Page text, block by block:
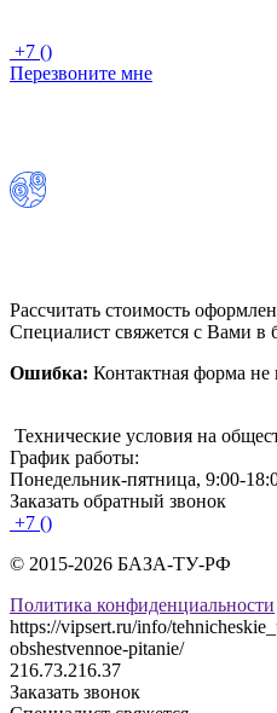
+7 ()
Перезвоните мне
Рассчитать стоимость
Специалист свяжется с Вами в
Ошибка: Контактная форма не
Технические условия на
График работы:
Понедельник-пятница, 9:00-
Заказать обратный звонок
+7 ()
© 2015-2026 БАЗА-ТУ-РФ
Политика конфиденциальности
https://vipsert.ru/info/
obshestvennoe-pitanie/
216.73.216.37
Заказать звонок